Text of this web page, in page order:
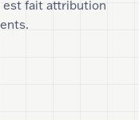
est fait attribution